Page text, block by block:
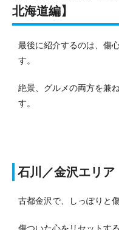
北海道編】
最後に紹介するのは、傷
す。
絶景、グルメの両方を兼
す。
石川／金沢エリア
古都金沢で、しっぽりと
傷ついた心をリセットす